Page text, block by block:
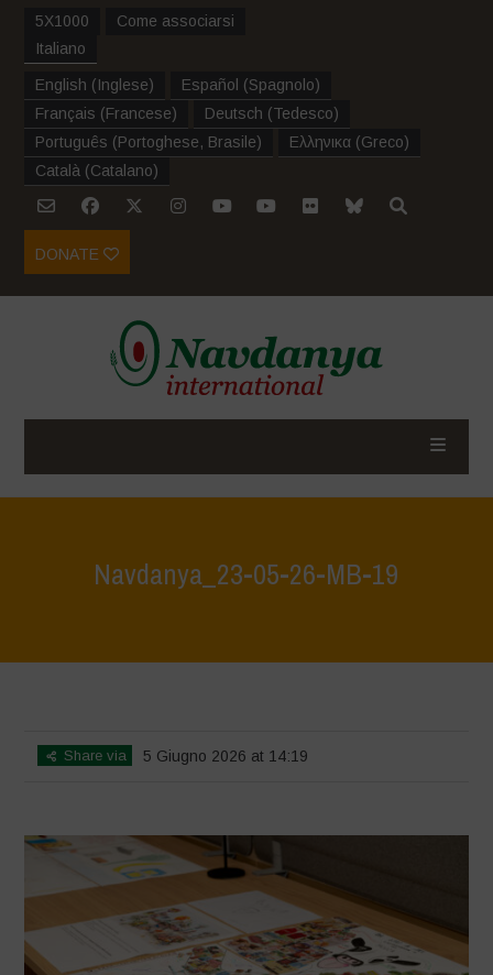
5X1000
Come associarsi
Italiano
English (Inglese) Español (Spagnolo)
Français (Francese) Deutsch (Tedesco)
Português (Portoghese, Brasile) Ελληνικα (Greco)
Català (Catalano)
DONATE
Navdanya_23-05-26-MB-19
Share via 5 Giugno 2026 at 14:19